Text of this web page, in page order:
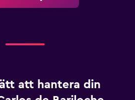
att hantera din